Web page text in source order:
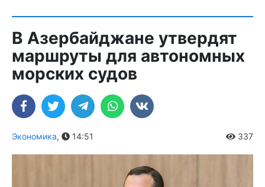
В Азербайджане утвердят
маршруты для автономных
морских судов
Экономика, 14:51 337